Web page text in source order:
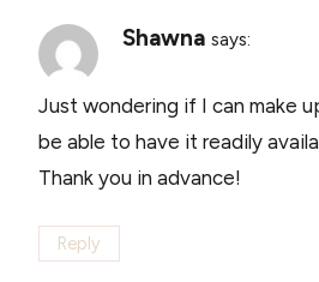
Shawna says:
Just wondering if I can make
be able to have it readily
Thank you in advance!
Reply